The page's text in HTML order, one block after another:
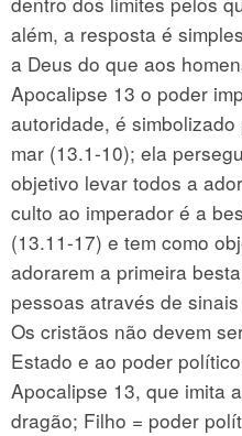
além, a resposta é
a Deus do que aos
Apocalipse 13 o poder
autoridade, é
mar (13.1-10); ela
objetivo levar todos a
culto ao imperador é a
(13.11-17) e tem como
adorarem a primeira
pessoas através de
Os cristãos não devem
Estado e ao poder
Apocalipse 13, que imita
dragão; Filho = poder